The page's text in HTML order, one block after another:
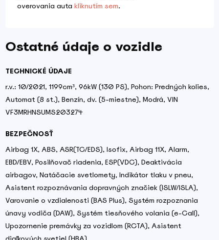
overovania auta kliknutím sem.
Ostatné údaje o vozidle
TECHNICKÉ ÚDAJE
r.v.: 10/2021, 1199cm³, 96kW (130 PS), Pohon: Predných kolies,
Automat (8 st.), Benzín, dv. (5-miestne), Modrá, VIN
VF3MRHNSUMS203274
BEZPEČNOSŤ
Airbag 1X, ABS, ASR(TC/EDS), Isofix, Airbag 11X, Alarm,
EBD/EBV, Posilňovač riadenia, ESP(VDC), Deaktivácia
airbagov, Natáčacie svetlomety, Indikátor tlaku v pneu,
Asistent rozpoznávania dopravných značiek (ISLW/ISLA),
Varovanie o vzdialenosti (BAS Plus), Systém rozpoznania
únavy vodiča (DAW), Systém tiesňového volania (e-Call),
Upozornenie premávky za vozidlom (RCTA), Asistent